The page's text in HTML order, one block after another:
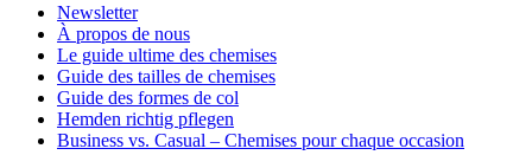
Newsletter
À propos de nous
Le guide ultime des chemises
Guide des tailles de chemises
Guide des formes de col
Hemden richtig pflegen
Business vs. Casual – Chemises pour chaque occasion